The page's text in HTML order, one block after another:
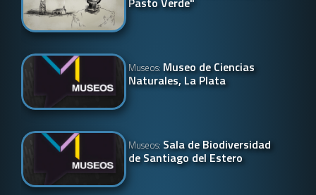
Museos: Museo de Ciencias
Naturales, La Plata
Museos: Sala de Biodiversidad
de Santiago del Estero